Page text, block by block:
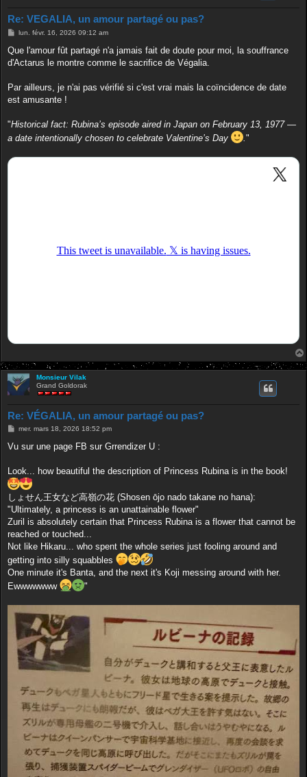
Re: VEGALIA, un amour partagé ou pas?
M
s
a
lun. févr. 16, 2026 09:12 am
Que l'amour fût partagé n'a jamais fait de doute pour moi, la souffrance
d'Actarus le montre comme le sacrifice de Végalia.
Par ailleurs, je n'ai pas vérifié si c'est vrai mais la coïncidence de date
est amusante !
"Historical fact: Rubina’s episode aired in Japan on February 13, 1977 —
a date intentionally chosen to celebrate Valentine’s Day
"
Monsieur Vilak
Grand Goldorak
Re: VÉGALIA, un amour partagé ou pas?
M
s
g
e
mer. mars 18, 2026 18:52 pm
Vu sur une page FB sur Grrendizer U :
Look... how beautiful the description of Princess Rubina is in the book!
しょせん王女など高嶺の花 (Shosen ōjo nado takane no hana):
"Ultimately, a princess is an unattainable flower"
Zuril is absolutely certain that Princess Rubina is a flower that cannot be
reached or touched...
Not like Hikaru... who spent the whole series just fooling around and
getting into silly squabbles
One minute it's Banta, and the next it's Koji messing around with her.
Ewwwwwww
"